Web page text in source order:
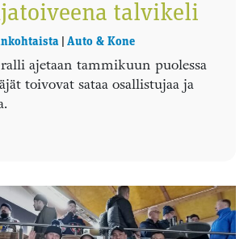
talvikeli
Auto & Kone
ajetaan tammikuun puolessa
toivovat sataa osallistujaa ja